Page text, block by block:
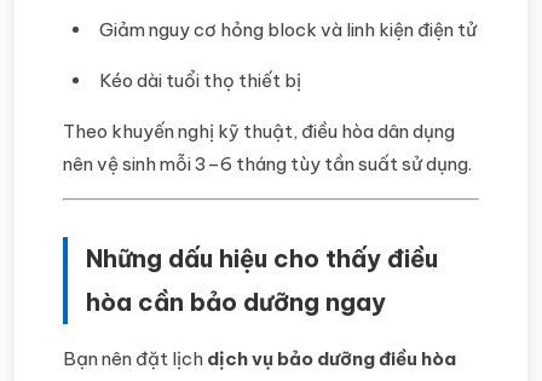
Giảm nguy cơ hỏng block và linh kiện điện tử
Kéo dài tuổi thọ thiết bị
Theo khuyến nghị kỹ thuật, điều hòa dân dụng
nên vệ sinh mỗi 3–6 tháng tùy tần suất sử dụng.
Những dấu hiệu cho thấy điều
hòa cần bảo dưỡng ngay
Bạn nên đặt lịch dịch vụ bảo dưỡng điều hòa